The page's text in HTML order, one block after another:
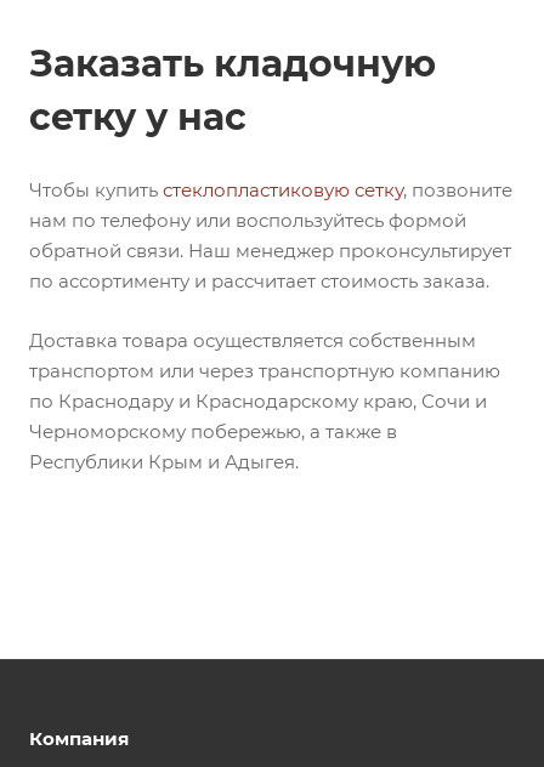
Заказать кладочную
сетку у нас
Чтобы купить стеклопластиковую сетку, позвоните
нам по телефону или воспользуйтесь формой
обратной связи. Наш менеджер проконсультирует
по ассортименту и рассчитает стоимость заказа.
Доставка товара осуществляется собственным
транспортом или через транспортную компанию
по Краснодару и Краснодарскому краю, Сочи и
Черноморскому побережью, а также в
Республики Крым и Адыгея.
Компания